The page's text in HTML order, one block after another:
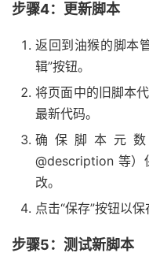
步骤4：更新脚本
返回到油猴的脚本
辑”按钮。
将页面中的旧脚本
最新代码。
确保脚本元数
@description 等）
改。
点击“保存”按钮以保
步骤5：测试新脚本